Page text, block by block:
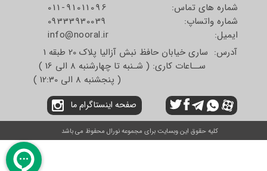
شماره های تماس:
شماره واتساپ:
​​​​​​​ایمیل:
011-91011096
09333930039
info@nooral.ir
آدرس: ساری خیابان حافظ نبش آزالیا پلاک 20 طبقه 1
ســاعات کاری: ( شـنبه تا چهارشنبه 8 الی 16 )
( پنجشنبه 8 الی 12:30 )
صفحه اینستاگرام ما
کلیه حقوق این وبسایت برای مجموعه نورال محفوظ می باشد